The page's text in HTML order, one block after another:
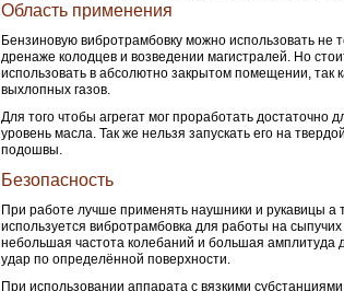
Область применения
Бензиновую вибротрамбовку можно использовать не
дренаже колодцев и возведении магистралей. Но
использовать в абсолютно закрытом помещении, так
выхлопных газов.
Для того чтобы агрегат мог проработать достаточно
уровень масла. Так же нельзя запускать его на
подошвы.
Безопасность
При работе лучше применять наушники и рукавицы а
используется вибротрамбовка для работы на
небольшая частота колебаний и большая
удар по определённой поверхности.
При использовании аппарата с вязкими